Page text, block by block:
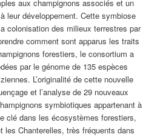
aux champignons associés et un
leur développement. Cette symbiose
colonisation des milieux terrestres par
comment sont apparus les traits
forestiers, le consortium a
par le génome de 135 espèces
L’originalité de cette nouvelle
et l’analyse de 29 nouveaux
symbiotiques appartenant à
clé dans les écosystèmes forestiers,
les Chanterelles, très fréquents dans